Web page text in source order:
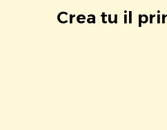
Crea tu il